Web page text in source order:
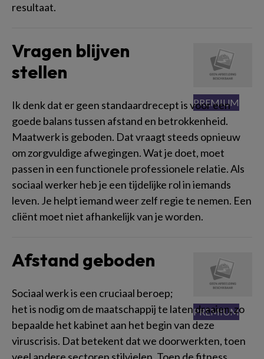
resultaat.
Vragen blijven
stellen
Ik denk dat er geen standaardrecept is voor een
goede balans tussen afstand en betrokkenheid.
Maatwerk is geboden. Dat vraagt steeds opnieuw
om zorgvuldige afwegingen. Wat je doet, moet
passen in een functionele professionele relatie. Als
sociaal werker heb je een tijdelijke rol in iemands
leven. Je helpt iemand weer zelf regie te nemen. Een
cliënt moet niet afhankelijk van je worden.
Afstand geboden
Sociaal werk is een cruciaal beroep;
het is nodig om de maatschappij te laten draaien, zo
bepaalde het kabinet aan het begin van deze
viruscrisis. Dat betekent dat we doorwerkten, toen